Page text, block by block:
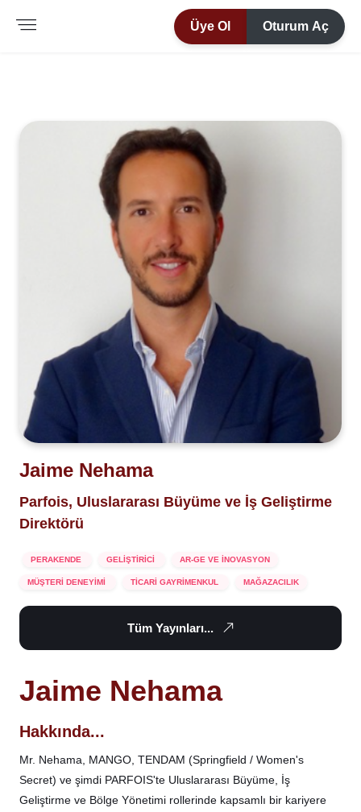
Üye Ol Oturum Aç
Jaime Nehama
Parfois, Uluslararası Büyüme ve İş Geliştirme
Direktörü
PERAKENDE GELİŞTİRİCİ AR-GE VE İNOVASYON
MÜŞTERİ DENEYİMİ TİCARİ GAYRİMENKUL MAĞAZACILIK
Tüm Yayınları...
Jaime Nehama
Hakkında...
Mr. Nehama, MANGO, TENDAM (Springfield / Women's
Secret) ve şimdi PARFOIS'te Uluslararası Büyüme, İş
Geliştirme ve Bölge Yönetimi rollerinde kapsamlı bir kariyere